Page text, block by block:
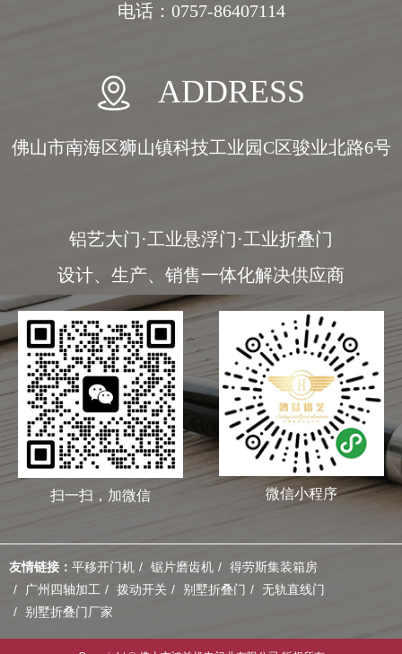
电话：0757-86407114
ADDRESS
佛山市南海区狮山镇科技工业园C区骏业北路6号
铝艺大门·工业悬浮门·工业折叠门
设计、生产、销售一体化解决供应商
扫一扫，加微信 微信小程序
友情链接： 平移开门机 锯片磨齿机
得劳斯集装箱房
广州四轴加工
拨动开关 别墅折叠门
无轨直线门
别墅折叠门厂家